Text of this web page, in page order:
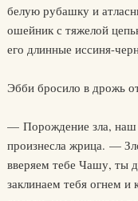
белую рубашку и
ошейник с тяжелой
его длинные иссиня-
Эбби бросило в дрожь
— Порождение зла, наш
произнесла жрица. —
вверяем тебе Чашу, ты
заклинаем тебя огнем